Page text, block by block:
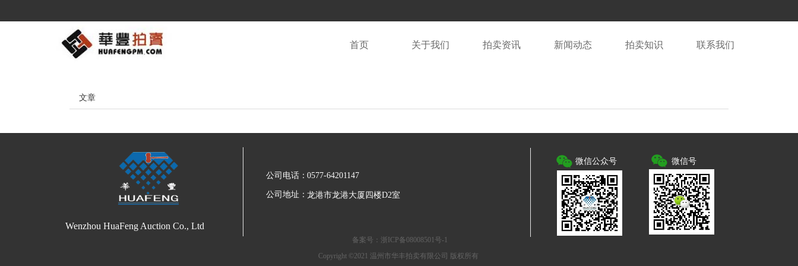
首页 关于我们 拍卖资讯 新闻动态 拍卖知识 联系我们
文章
公司电话：
公司地址：
微信公众号
0577-64201147
龙港市龙港大厦四楼D2室
微信号
Copyright ©2021 温州市华丰拍卖有限公司 版权所有
Wenzhou HuaFeng Auction Co., Ltd
备案号：浙ICP备08008501号-1